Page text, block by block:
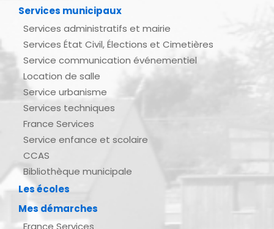
Services municipaux
Services administratifs et mairie
Services État Civil, Élections et Cimetières
Service communication événementiel
Location de salle
Service urbanisme
Services techniques
France Services
Service enfance et scolaire
CCAS
Bibliothèque municipale
Les écoles
Mes démarches
France Services